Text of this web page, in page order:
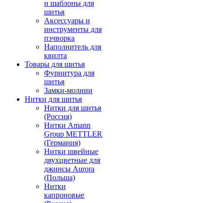
и шаблоны для
шитья
Аксессуары и
инструменты для
пэчворка
Наполнитель для
квилта
Товары для шитья
Фурнитура для
шитья
Замки-молнии
Нитки для шитья
Нитки для шитья
(Россия)
Нитки Amann
Group METTLER
(Германия)
Нитки швейные
двухцветные для
джинсы Aurora
(Польша)
Нитки
капроновые